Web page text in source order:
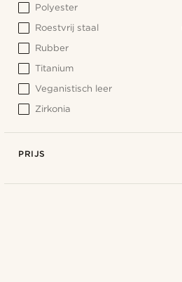
Polyester
Roestvrij staal
Rubber
Titanium
Veganistisch leer
Zirkonia
PRIJS